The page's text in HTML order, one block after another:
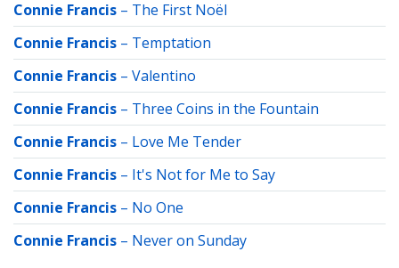
Connie Francis – The First Noël
Connie Francis – Temptation
Connie Francis – Valentino
Connie Francis – Three Coins in the Fountain
Connie Francis – Love Me Tender
Connie Francis – It's Not for Me to Say
Connie Francis – No One
Connie Francis – Never on Sunday